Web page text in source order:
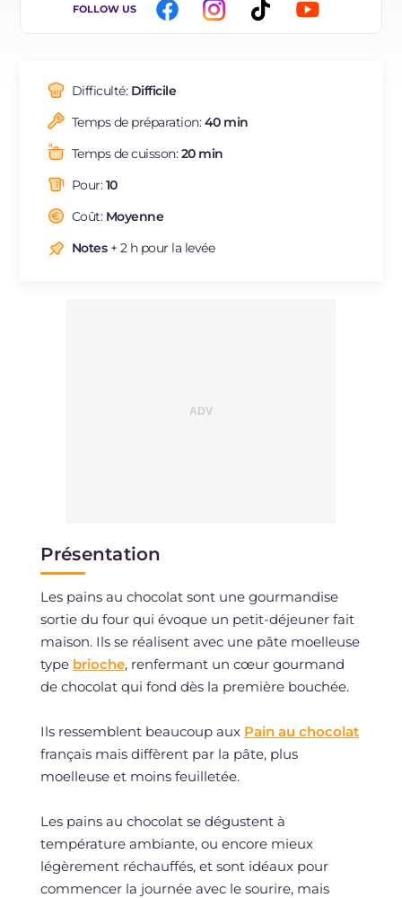
DE
BR
NL
FOLLOW US
Difficulté: Difficile
Temps de préparation:40 min
Temps de cuisson:20 min
Pour:10
Coût: Moyenne
Notes+ 2 h pour la levée
Présentation
Les pains au chocolat sont une gourmandise
sortie du four qui évoque un petit-déjeuner fait
maison. Ils se réalisent avec une pâte moelleuse
type brioche, renfermant un cœur gourmand
de chocolat qui fond dès la première bouchée.
Ils ressemblent beaucoup aux Pain au chocolat
français mais diffèrent par la pâte, plus
moelleuse et moins feuilletée.
Les pains au chocolat se dégustent à
température ambiante, ou encore mieux
légèrement réchauffés, et sont idéaux pour
commencer la journée avec le sourire, mais